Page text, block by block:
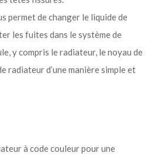
permet de changer le liquide de
les fuites dans le système de
y compris le radiateur, le noyau de
radiateur d’une manière simple et
à code couleur pour une